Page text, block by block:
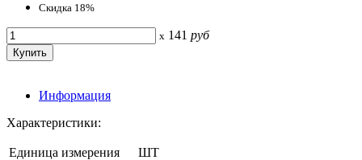
Скидка 18%
x 141 руб
Информация
Характеристики:
Единица измерения
ШТ